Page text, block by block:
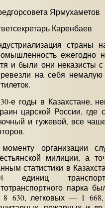
Ярмухаметов
Каренбаев
страны
ежегодно
и были они неказисты
на себя немалую
е годы в Казахстане,
царской России,
и гужевой, все
организации
милиции, а
статистики в
единиц
парка
630, легковых — 1 668,